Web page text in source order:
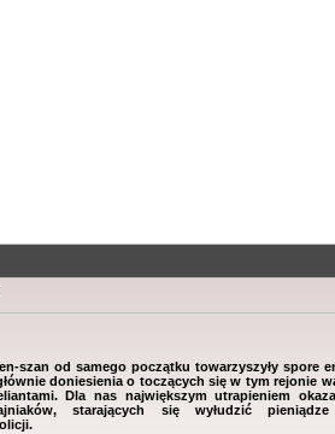
szan od samego początku towarzyszyły spore
doniesienia o toczących się w tym rejonie
Dla nas największym utrapieniem
starających się wyłudzić